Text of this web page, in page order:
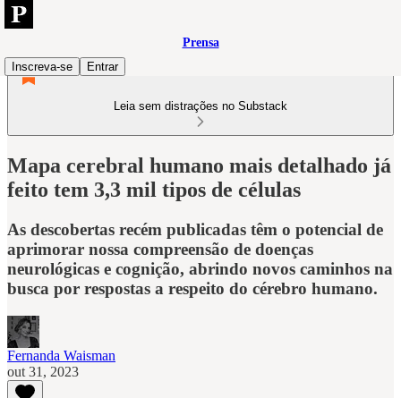
Prensa
Inscreva-se
Entrar
Leia sem distrações no Substack
Mapa cerebral humano mais detalhado já
feito tem 3,3 mil tipos de células
As descobertas recém publicadas têm o potencial de
aprimorar nossa compreensão de doenças
neurológicas e cognição, abrindo novos caminhos na
busca por respostas a respeito do cérebro humano.
Fernanda Waisman
out 31, 2023